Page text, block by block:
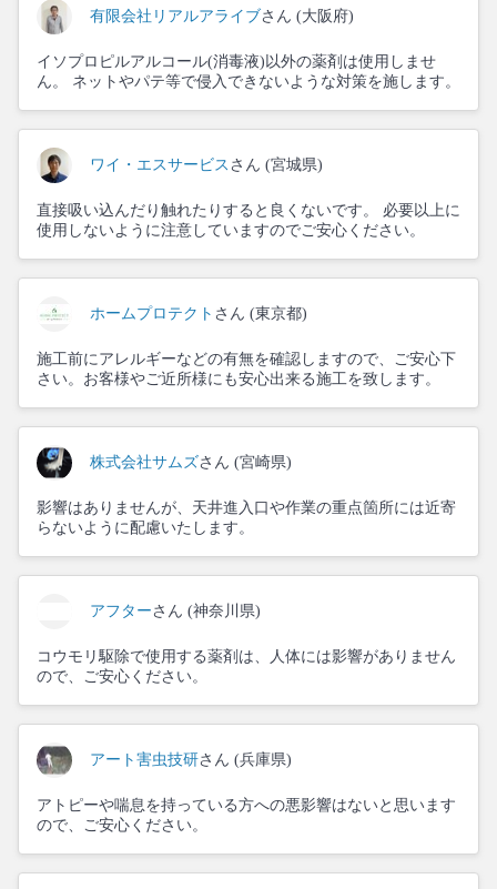
有限会社リアルアライブ さん (大阪府)
イソプロピルアルコール(消毒液)以外の薬剤は使用しませ
ん。 ネットやパテ等で侵入できないような対策を施します。
ワイ・エスサービス さん (宮城県)
直接吸い込んだり触れたりすると良くないです。 必要以上に
使用しないように注意していますのでご安心ください。
ホームプロテクト さん (東京都)
施工前にアレルギーなどの有無を確認しますので、ご安心下
さい。お客様やご近所様にも安心出来る施工を致します。
株式会社サムズさん (宮崎県)
影響はありませんが、天井進入口や作業の重点箇所には近寄
らないように配慮いたします。
アフター さん (神奈川県)
コウモリ駆除で使用する薬剤は、人体には影響がありません
ので、ご安心ください。
アート害虫技研さん (兵庫県)
アトピーや喘息を持っている方への悪影響はないと思います
ので、ご安心ください。